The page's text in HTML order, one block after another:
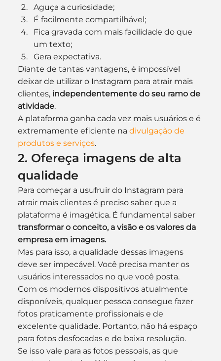
Aguça a curiosidade;
É facilmente compartilhável;
Fica gravada com mais facilidade do que
um texto;
Gera expectativa.
Diante de tantas vantagens, é impossível
deixar de utilizar o Instagram para atrair mais
clientes, independentemente do seu ramo de
atividade.
A plataforma ganha cada vez mais usuários e é
extremamente eficiente na divulgação de
produtos e serviços.
2. Ofereça imagens de alta
qualidade
Para começar a usufruir do Instagram para
atrair mais clientes é preciso saber que a
plataforma é imagética. É fundamental saber
transformar o conceito, a visão e os valores da
empresa em imagens.
Mas para isso, a qualidade dessas imagens
deve ser impecável. Você precisa manter os
usuários interessados no que você posta.
Com os modernos dispositivos atualmente
disponíveis, qualquer pessoa consegue fazer
fotos praticamente profissionais e de
excelente qualidade. Portanto, não há espaço
para fotos desfocadas e de baixa resolução.
Se isso vale para as fotos pessoais, as que